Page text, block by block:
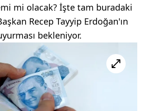
mi olacak? İşte tam buradaki
Recep Tayyip Erdoğan'ın
bekleniyor.